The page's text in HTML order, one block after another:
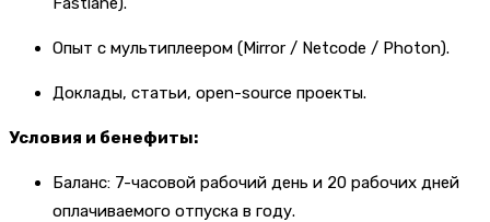
Опыт с мультиплеером (Mirror / Netcode / Photon).
Доклады, статьи, open-source проекты.
Условия и бенефиты:
Баланс: 7-часовой рабочий день и 20 рабочих дней
оплачиваемого отпуска в году.